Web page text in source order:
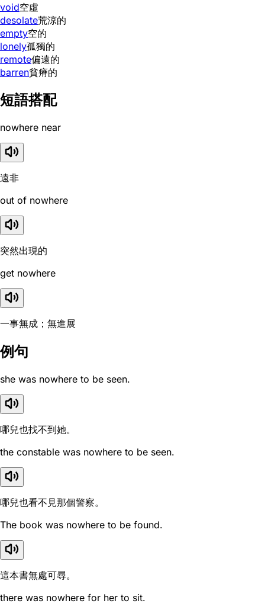
void空虛
desolate荒涼的
empty空的
lonely孤獨的
remote偏遠的
barren貧瘠的
短語搭配
nowhere near
遠非
out of nowhere
突然出現的
get nowhere
一事無成；無進展
例句
she was nowhere to be seen.
哪兒也找不到她。
the constable was nowhere to be seen.
哪兒也看不見那個警察。
The book was nowhere to be found.
這本書無處可尋。
there was nowhere for her to sit.